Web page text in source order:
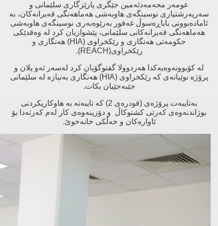
عومەر محەمەدئەمین جێگری پارێزگاری سلێمانی و
سەرپەرشتیاری نوسینگەی هاوبەشی هەماهەنگی قەیرانەكان، بە
ئامادەبوونی باباڕەسوڵ غەفور بەرێوەبەری نوسینگەی هاوبەشی
هەماهەنگی قەیرانەكانی سلێمانی، پێشوازیان كرد لە وەفدێكی
حكومەتی هەنگاری و رێكخراوی (HIA) هەنگاری و
رێكخراوی(REACH).
لە كۆبوونەوەیەكدا هەردوولا گفتوگۆیان كرد لەسەر ئەو پلان و
پرۆژە نوێیانەی كە رێكخراوی (HIA) هەنگاری بەنیازە لە سلێمانی
جێبەجێیان بكات.
بەتایبەت پرۆژەی (قودرەی 2) كە تایبەتە بە هاوكاریكردنی
بوژاندنەوەی كەرتی كشتوكاڵ و دۆزینەوەی كار لەم كەرتەدا بۆ
ئاوارەكان و خەڵكی خانەخوێ.